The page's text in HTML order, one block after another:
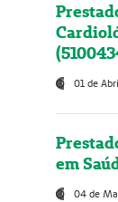
01 de
em
04 de